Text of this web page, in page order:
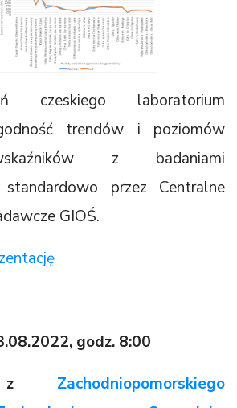
czeskiego laboratorium
trendów i poziomów
z badaniami
standardowo przez Centralne
GIOŚ.
godz. 8:00
z Zachodniopomorskiego